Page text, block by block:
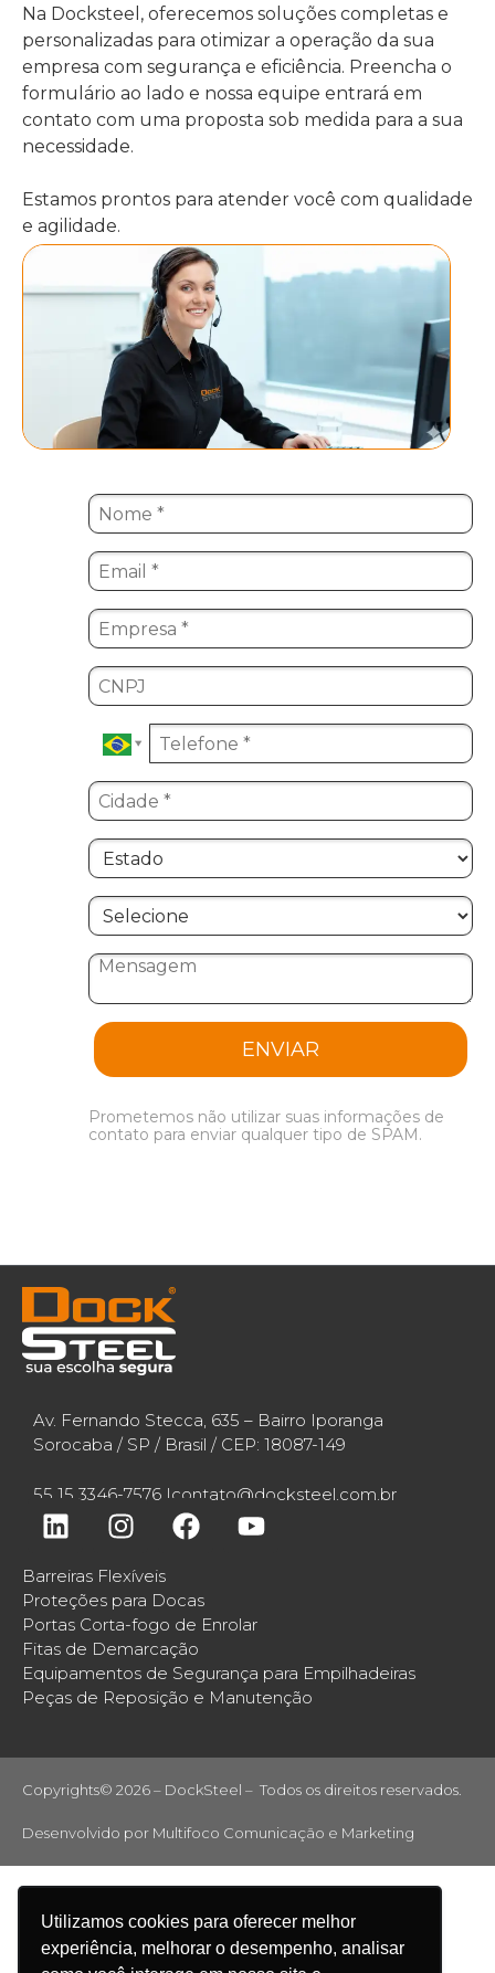
Utilizamos cookies para oferecer melhor
experiência, melhorar o desempenho, analisar
Na Docksteel, oferecemos soluções completas e
personalizadas para otimizar a operação da sua
empresa com segurança e eficiência. Preencha o
formulário ao lado e nossa equipe entrará em
contato com uma proposta sob medida para a sua
necessidade.
Estamos prontos para atender você com qualidade
e agilidade.
ENVIAR
Prometemos não utilizar suas informações de
contato para enviar qualquer tipo de SPAM.
Av. Fernando Stecca, 635 – Bairro Iporanga
Sorocaba / SP / Brasil / CEP: 18087-149
55 15 3346-7576 |contato@docksteel.com.br
Barreiras Flexíveis
Proteções para Docas
Portas Corta-fogo de Enrolar
Fitas de Demarcação
Equipamentos de Segurança para Empilhadeiras
Peças de Reposição e Manutenção
Copyrights© 2026 – DockSteel – Todos os direitos reservados.
Desenvolvido por Multifoco Comunicação e Marketing